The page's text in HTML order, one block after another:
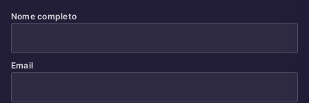
Nome completo
Email